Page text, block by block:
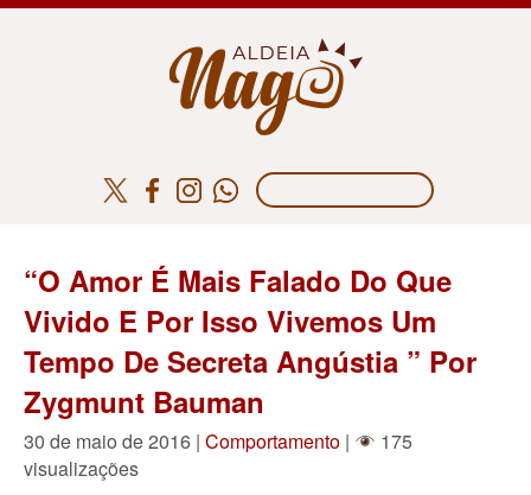
“O Amor É Mais Falado Do Que
Vivido E Por Isso Vivemos Um
Tempo De Secreta Angústia ” Por
Zygmunt Bauman
30 de maio de 2016 | Comportamento |
175
visualizações